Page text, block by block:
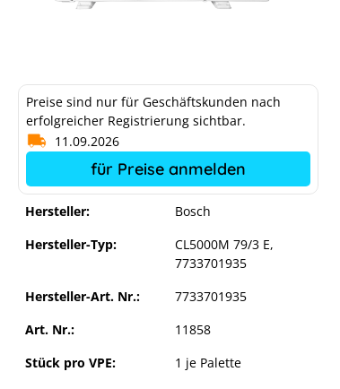
Bosch Klimagerät CL5000M 79/3 E
Hersteller:
Bosch
Hersteller-Typ:
CL5000M 79/3 E,
7733701935
Hersteller-Art. Nr.:
7733701935
Art. Nr.:
11858
Stück pro VPE:
1 je Palette
Preise sind nur für Geschäftskunden nach
erfolgreicher Registrierung sichtbar.
11.09.2026
für Preise anmelden